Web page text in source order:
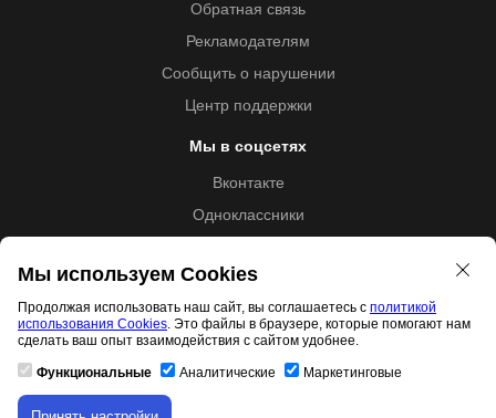
Обратная связь
Рекламодателям
Сообщить о нарушении
Центр поддержки
Мы в соцсетях
Вконтакте
Одноклассники
Образовательная лицензия №5257 от 09.09.2020 (Л035-
01253-67/00192487)
Мы используем Cookies
Продолжая использовать наш сайт, вы соглашаетесь с политикой
использования Cookies. Это файлы в браузере, которые помогают нам
сделать ваш опыт взаимодействия с сайтом удобнее.
Функциональные Аналитические Маркетинговые